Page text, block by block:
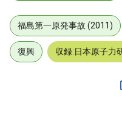
福島第一原発事故 (2011)
復興 収録:日本原子力